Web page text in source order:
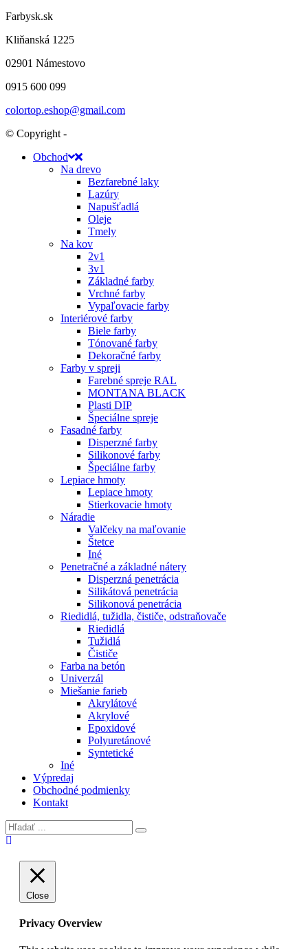
Farbysk.sk
Kliňanská 1225
02901 Námestovo
0915 600 099
colortop.eshop@gmail.com
© Copyright -
Obchod
Na drevo
Bezfarebné laky
Lazúry
Napušťadlá
Oleje
Tmely
Na kov
2v1
3v1
Základné farby
Vrchné farby
Vypaľovacie farby
Interiérové farby
Biele farby
Tónované farby
Dekoračné farby
Farby v spreji
Farebné spreje RAL
MONTANA BLACK
Plasti DIP
Špeciálne spreje
Fasadné farby
Disperzné farby
Silikonové farby
Špeciálne farby
Lepiace hmoty
Lepiace hmoty
Stierkovacie hmoty
Náradie
Valčeky na maľovanie
Štetce
Iné
Penetračné a základné nátery
Disperzná penetrácia
Silikátová penetrácia
Silikonová penetrácia
Riedidlá, tužidla, čističe, odstraňovače
Riedidlá
Tužidlá
Čističe
Farba na betón
Univerzál
Miešanie farieb
Akrylátové
Akrylové
Epoxidové
Polyuretánové
Syntetické
Iné
Výpredaj
Obchodné podmienky
Kontakt
Close
Privacy Overview